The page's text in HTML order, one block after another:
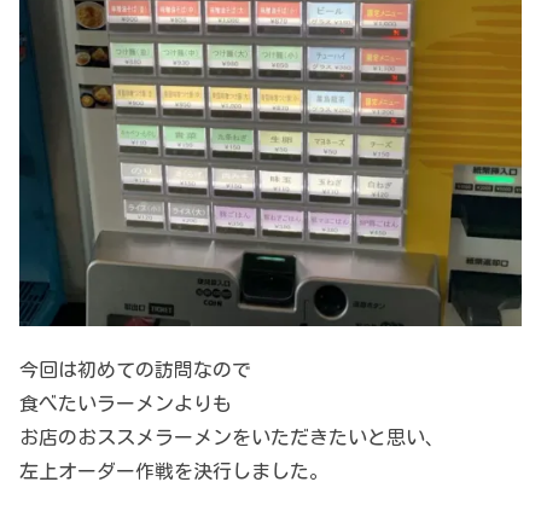
今回は初めての訪問なので
食べたいラーメンよりも
お店のおススメラーメンをいただきたいと思い、
左上オーダー作戦を決行しました。